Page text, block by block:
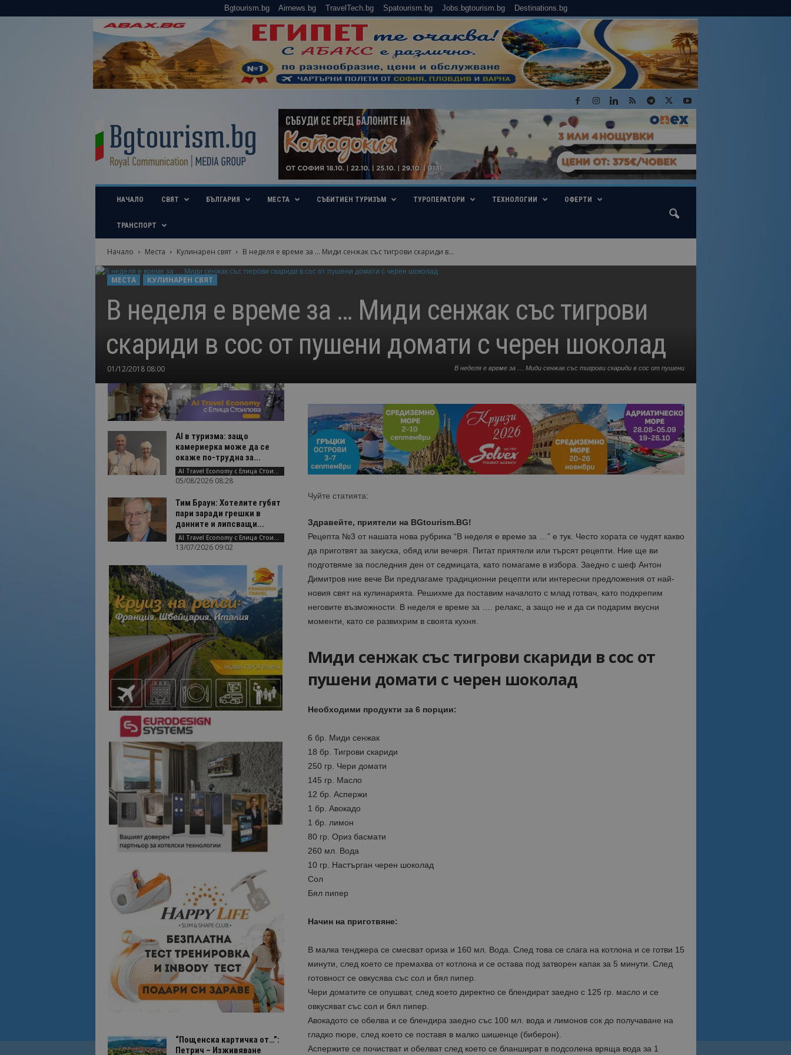
Bgtourism.bg Airnews.bg TravelTech.bg Spatourism.bg Jobs.bgtourism.bg Destinations.bg
u
i
b
Н
НАЧАЛО СВЯТ БЪЛГАРИЯ МЕСТА СЪБИТИЕН ТУРИЗЪМ ТУРОПЕРАТОРИ ТЕХНОЛОГИИ ОФЕРТИ
ТРАНСПОРТ
Начало Места Кулинарен свят В неделя е време за … Миди сенжак със тигрови скариди в...
В неделя е време за … Миди сенжак със тигрови скариди в сос от пушени
МЕСТА КУЛИНАРЕН СВЯТ
В неделя е време за … Миди сенжак със тигрови
скариди в сос от пушени домати с черен шоколад
01/12/2018 08:00
Чуйте статията:
Здравейте, приятели на BGtourism.BG!
Рецепта №3 от нашата нова рубрика “В неделя е време за …” е тук. Често хората се чудят какво
да приготвят за закуска, обяд или вечеря. Питат приятели или търсят рецепти. Ние ще ви
подготвяме за последния ден от седмицата, като помагаме в избора. Заедно с шеф Антон
Димитров ние вече Ви предлагаме традиционни рецепти или интересни предложения от най-
новия свят на кулинарията. Решихме да поставим началото с млад готвач, като подкрепим
неговите възможности. В неделя е време за …. релакс, а защо не и да си подарим вкусни
моменти, като се развихрим в своята кухня.
Миди сенжак със тигрови скариди в сос от
пушени домати с черен шоколад
Необходими продукти за 6 порции:
6 бр. Миди сенжак
18 бр. Тигрови скариди
250 гр. Чери домати
145 гр. Масло
12 бр. Аспержи
1 бр. Авокадо
1 бр. лимон
80 гр. Ориз басмати
260 мл. Вода
10 гр. Настърган черен шоколад
Сол
Бял пипер
Начин на приготвяне:
В малка тенджера се смесват ориза и 160 мл. Вода. След това се слага на котлона и се готви 15
минути, след което се премахва от котлона и се остава под затворен капак за 5 минути. След
готовност се овкусява със сол и бял пипер.
Чери доматите се опушват, след което директно се блендират заедно с 125 гр. масло и се
овкусяват със сол и бял пипер.
Авокадото се обелва и се блендира заедно със 100 мл. вода и лимонов сок до получаване на
гладко пюре, след което се поставя в малко шишенце (биберон).
Аспержите се почистват и обелват след което се бланшират в подсолена вряща вода за 1
AI в туризма: защо
камериерка може да се
окаже по-трудна за...
AI Travel Economy с Елица Стоилова
05/08/2026 08:28
Тим Браун: Хотелите губят
пари заради грешки в
данните и липсващи...
AI Travel Economy с Елица Стоилова
13/07/2026 09:02
“Пощенска картичка от…”:
Петрич – Изживяване